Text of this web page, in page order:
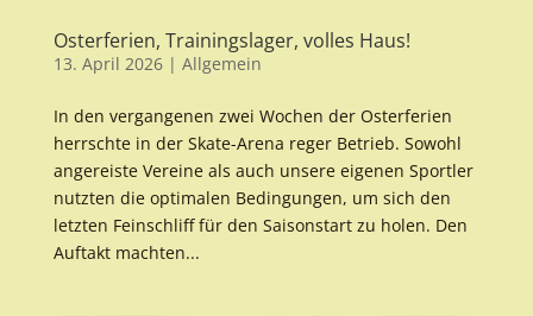
Osterferien, Trainingslager, volles Haus!
13. April 2026| Allgemein
In den vergangenen zwei Wochen der Osterferien
herrschte in der Skate-Arena reger Betrieb. Sowohl
angereiste Vereine als auch unsere eigenen Sportler
nutzten die optimalen Bedingungen, um sich den
letzten Feinschliff für den Saisonstart zu holen. Den
Auftakt machten...